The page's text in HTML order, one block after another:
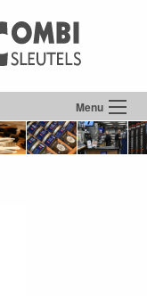
Menu